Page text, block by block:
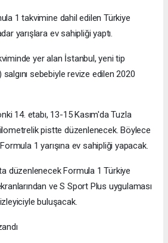
1 takvimine dahil edilen Türkiye
yarışlara ev sahipliği yaptı.
yer alan İstanbul, yeni tip
sebebiyle revize edilen 2020
14. etabı, 13-15 Kasım'da Tuzla
pistte düzenlenecek. Böylece
1 yarışına ev sahipliği yapacak.
düzenlenecek Formula 1 Türkiye
ve S Sport Plus uygulaması
buluşacak.